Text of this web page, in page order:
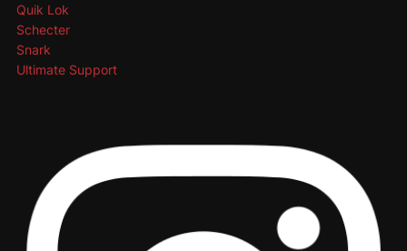
Quik Lok
Schecter
Snark
Ultimate Support